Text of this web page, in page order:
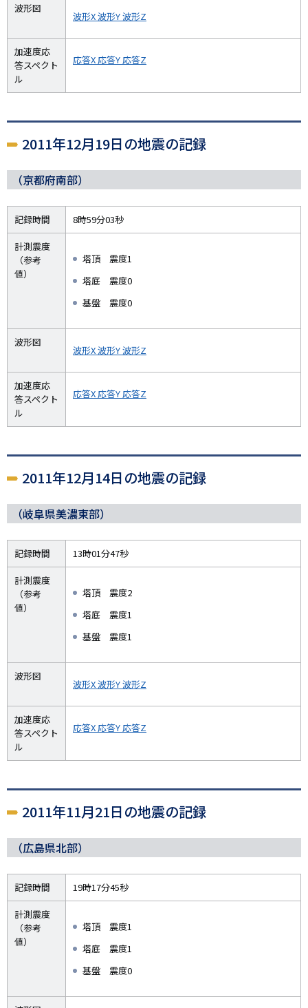
波形図
波形X波形Y波形Z
加速度応
答スペクト
ル
応答X 応答Y 応答Z
2011年12月19日の地震の記録
（京都府南部）
記録時間 8時59分03秒
計測震度
（参考
値）
塔頂 震度1
塔底 震度0
基盤 震度0
波形図
波形X波形Y波形Z
加速度応
答スペクト
ル
応答X 応答Y 応答Z
2011年12月14日の地震の記録
（岐阜県美濃東部）
記録時間 13時01分47秒
計測震度
（参考
値）
塔頂 震度2
塔底 震度1
基盤 震度1
波形図
波形X波形Y波形Z
加速度応
答スペクト
ル
応答X 応答Y 応答Z
2011年11月21日の地震の記録
（広島県北部）
記録時間 19時17分45秒
計測震度
（参考
値）
塔頂 震度1
塔底 震度1
基盤 震度0